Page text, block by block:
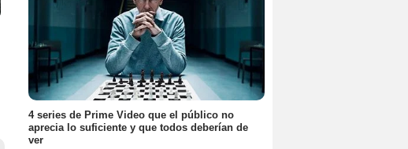
4 series de Prime Video que el público no
aprecia lo suficiente y que todos deberían de
ver